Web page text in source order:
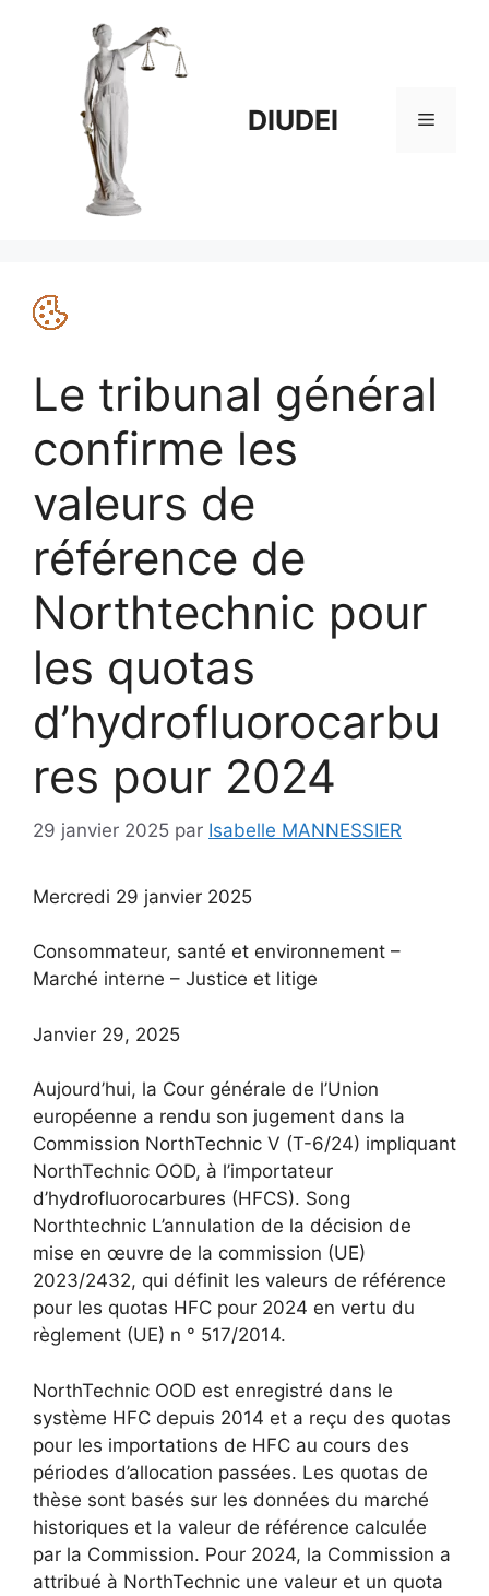
DIUDEI Menu
Le tribunal général
confirme les
valeurs de
référence de
Northtechnic pour
les quotas
d’hydrofluorocarbu
res pour 2024
29 janvier 2025 par Isabelle MANNESSIER
Mercredi 29 janvier 2025
Consommateur, santé et environnement –
Marché interne – Justice et litige
Janvier 29, 2025
Aujourd’hui, la Cour générale de l’Union
européenne a rendu son jugement dans la
Commission NorthTechnic V (T-6/24) impliquant
NorthTechnic OOD, à l’importateur
d’hydrofluorocarbures (HFCS). Song
Northtechnic L’annulation de la décision de
mise en œuvre de la commission (UE)
2023/2432, qui définit les valeurs de référence
pour les quotas HFC pour 2024 en vertu du
règlement (UE) n ° 517/2014.
NorthTechnic OOD est enregistré dans le
système HFC depuis 2014 et a reçu des quotas
pour les importations de HFC au cours des
périodes d’allocation passées. Les quotas de
thèse sont basés sur les données du marché
historiques et la valeur de référence calculée
par la Commission. Pour 2024, la Commission a
attribué à NorthTechnic une valeur et un quota